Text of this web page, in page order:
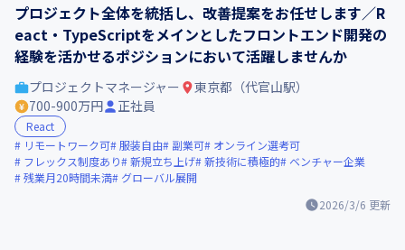
プロジェクト全体を統括し、改善提案をお任せします／R
eact・TypeScriptをメインとしたフロントエンド開発の
経験を活かせるポジションにおいて活躍しませんか
2026/3/6 更新
プロジェクトマネージャー
東京都（代官山駅）
700-900万円
正社員
React
リモートワーク可 服装自由 副業可
オンライン選考可
フレックス制度あり
新規立ち上げ 新技術に積極的
ベンチャー企業
残業月20時間未満
グローバル展開